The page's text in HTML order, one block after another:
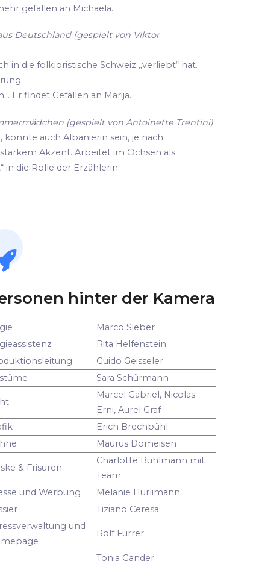
gefallen an Michaela.
Deutschland (gespielt von Viktor
in die folkloristische Schweiz „verliebt“ hat.
Er findet Gefallen an Marija.
(gespielt von Antoinette Trentini)
könnte auch Albanierin sein, je nach
Akzent. Arbeitet im Ochsen als
in die Rolle der Erzählerin.
hinter der Kamera
Marco Sieber
Rita Helfenstein
Guido Geisseler
Sara Schürmann
Marcel Gabriel, Nicolas
Erni, Aurel Graf
Erich Brechbühl
Maurus Domeisen
& Frisuren
Charlotte Bühlmann mit
Team
und Werbung
Melanie Hürlimann
Tiziano Ceresa
und
Rolf Furrer
Tonja Gander